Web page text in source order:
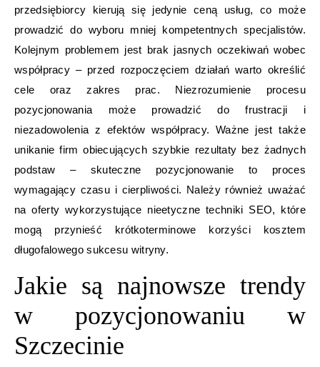
przedsiębiorcy kierują się jedynie ceną usług, co może
prowadzić do wyboru mniej kompetentnych specjalistów.
Kolejnym problemem jest brak jasnych oczekiwań wobec
współpracy – przed rozpoczęciem działań warto określić
cele oraz zakres prac. Niezrozumienie procesu
pozycjonowania może prowadzić do frustracji i
niezadowolenia z efektów współpracy. Ważne jest także
unikanie firm obiecujących szybkie rezultaty bez żadnych
podstaw – skuteczne pozycjonowanie to proces
wymagający czasu i cierpliwości. Należy również uważać
na oferty wykorzystujące nieetyczne techniki SEO, które
mogą przynieść krótkoterminowe korzyści kosztem
długofalowego sukcesu witryny.
Jakie są najnowsze trendy
w pozycjonowaniu w
Szczecinie